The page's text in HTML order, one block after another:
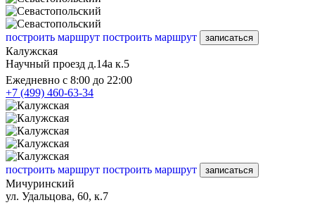
построить маршрут построить маршрут записаться
Калужская
Научный проезд д.14а к.5
Ежедневно с 8:00 до 22:00
+7 (499) 460-63-34
построить маршрут построить маршрут записаться
Мичуринский
ул. Удальцова, 60, к.7